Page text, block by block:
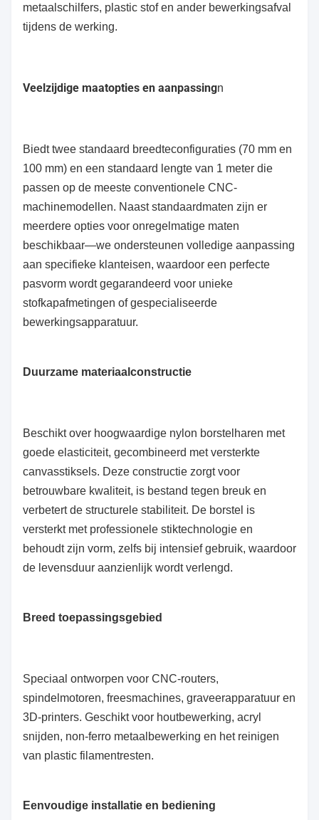
metaalschilfers, plastic stof en ander bewerkingsafval
tijdens de werking.
Veelzijdige maatopties en aanpassingn
Biedt twee standaard breedteconfiguraties (70 mm en
100 mm) en een standaard lengte van 1 meter die
passen op de meeste conventionele CNC-
machinemodellen. Naast standaardmaten zijn er
meerdere opties voor onregelmatige maten
beschikbaar—we ondersteunen volledige aanpassing
aan specifieke klanteisen, waardoor een perfecte
pasvorm wordt gegarandeerd voor unieke
stofkapafmetingen of gespecialiseerde
bewerkingsapparatuur.
Duurzame materiaalconstructie
Beschikt over hoogwaardige nylon borstelharen met
goede elasticiteit, gecombineerd met versterkte
canvasstiksels. Deze constructie zorgt voor
betrouwbare kwaliteit, is bestand tegen breuk en
verbetert de structurele stabiliteit. De borstel is
versterkt met professionele stiktechnologie en
behoudt zijn vorm, zelfs bij intensief gebruik, waardoor
de levensduur aanzienlijk wordt verlengd.
Breed toepassingsgebied
Speciaal ontworpen voor CNC-routers,
spindelmotoren, freesmachines, graveerapparatuur en
3D-printers. Geschikt voor houtbewerking, acryl
snijden, non-ferro metaalbewerking en het reinigen
van plastic filamentresten.
Eenvoudige installatie en bediening